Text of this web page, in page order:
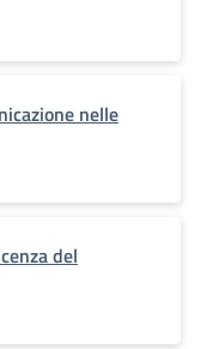
nelle
del